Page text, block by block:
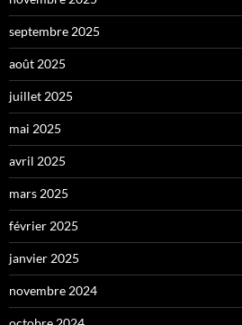
septembre 2025
août 2025
juillet 2025
mai 2025
avril 2025
mars 2025
février 2025
janvier 2025
novembre 2024